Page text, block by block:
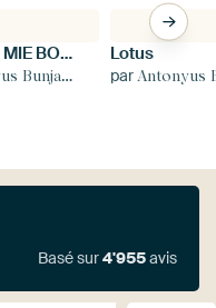
SALLE DU MIE BOWL
(Abe)
Lotus
parAntonyus
Basé sur4'955avis